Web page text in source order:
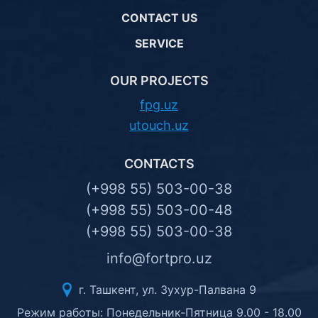
CONTACT US
SERVICE
OUR PROJECTS
fpg.uz
utouch.uz
CONTACTS
(+998 55) 503-00-38
(+998 55) 503-00-48
(+998 55) 503-00-38
info@fortpro.uz
г. Ташкент, ул. Зухур-Палвана 9
Режим работы: Понедельник-Пятница 9.00 - 18.00